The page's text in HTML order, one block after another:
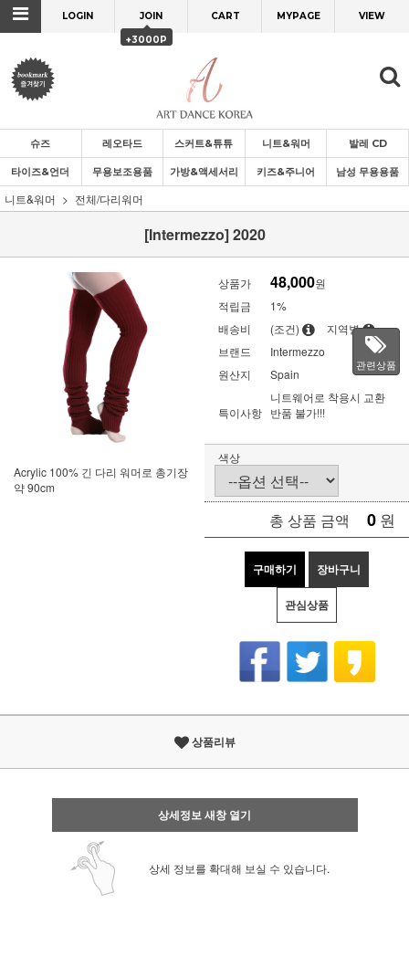
LOGIN JOIN
+3000P
CART MYPAGE VIEW
슈즈 레오타드 스커트&튜튜 니트&워머 발레 CD
타이즈&언더 무용보조용품 가방&액세서리 키즈&주니어 남성 무용용품
니트&워머 전체/다리워머
[Intermezzo] 2020
Acrylic 100% 긴 다리 워머로 총기장
약 90cm
상품가 48,000원
적립금
1%
배송비
(조건)
지역별
브랜드
Intermezzo
원산지
Spain
특이사항
니트웨어로 착용시 교환
반품 불가!!!
관련상품
색상
총 상품 금액 0 원
구매하기 장바구니
관심상품
상품리뷰
상세정보 새창 열기
상세 정보를 확대해 보실 수 있습니다.